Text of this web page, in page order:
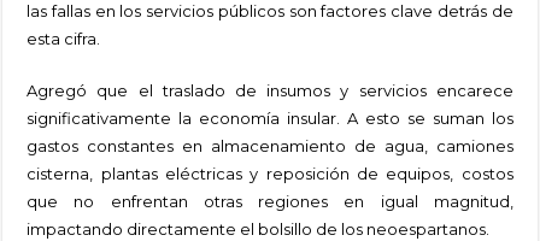
las fallas en los servicios públicos son factores clave detrás de
esta cifra.
Agregó que el traslado de insumos y servicios encarece
significativamente la economía insular. A esto se suman los
gastos constantes en almacenamiento de agua, camiones
cisterna, plantas eléctricas y reposición de equipos, costos
que no enfrentan otras regiones en igual magnitud,
impactando directamente el bolsillo de los neoespartanos.